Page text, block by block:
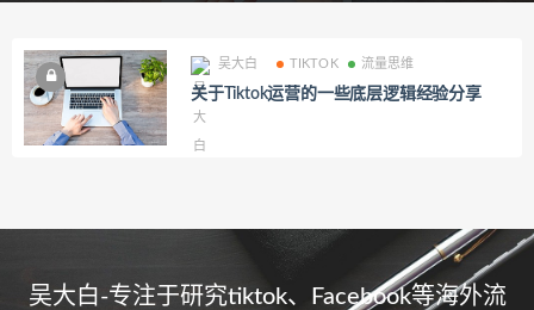
吴大白 TIKTOK 流量思维
关于Tiktok运营的一些底层逻辑经验分享
吴大白-专注于研究tiktok、Facebook等海外流